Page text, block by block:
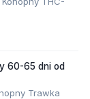
60-65 dni od
Trawka